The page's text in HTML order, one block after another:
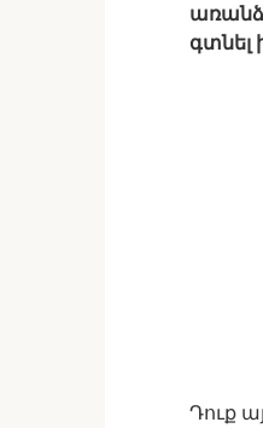
գտնել
Դուք